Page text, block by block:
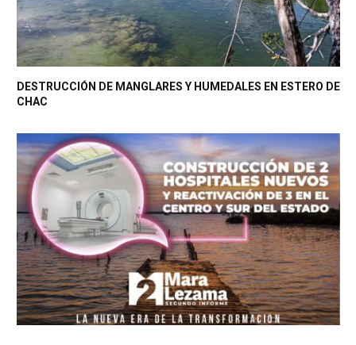
DESTRUCCIÓN DE MANGLARES Y HUMEDALES EN ESTERO DE
CHAC